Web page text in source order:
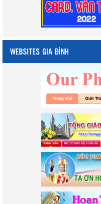
WEBSITES GIA ĐÌNH